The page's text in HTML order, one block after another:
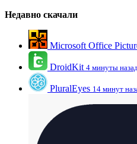
Недавно скачали
Microsoft Office
DroidKit 4 минуты назад
PluralEyes 14 минут